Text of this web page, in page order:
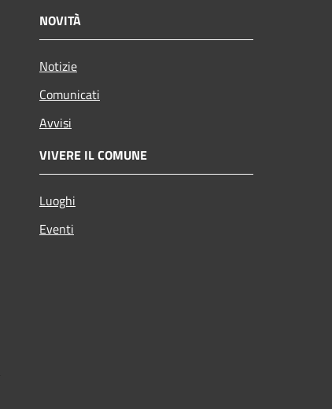
NOVITÀ
Notizie
Comunicati
Avvisi
VIVERE IL COMUNE
Luoghi
Eventi